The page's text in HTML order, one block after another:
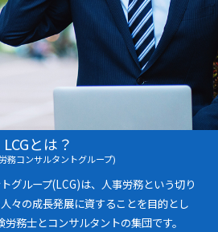
LCGとは？
務コンサルタントグループ)
グループ(LCG)は、人事労務という切り
々の成長発展に資することを目的とし
務士とコンサルタントの集団です。